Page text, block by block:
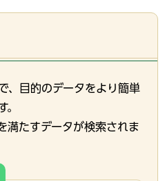
、目的のデータをより簡単
。
満たすデータが検索されま